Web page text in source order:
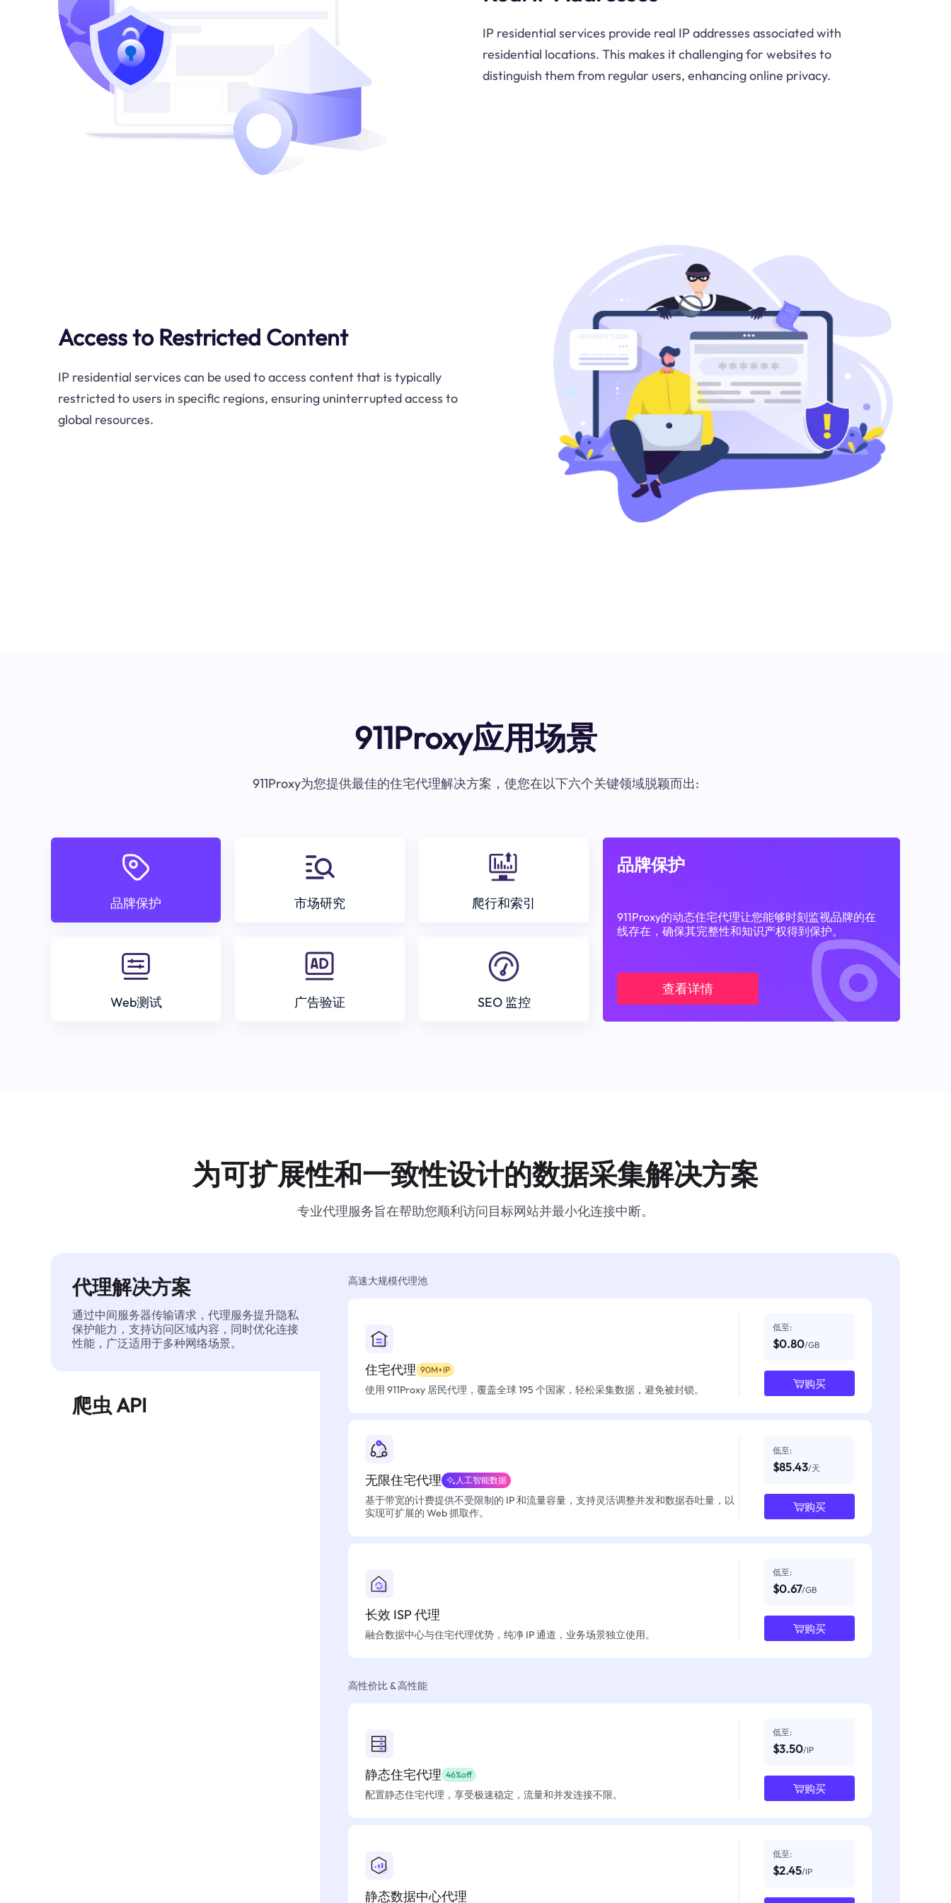
IP residential services provide real IP addresses associated with
residential locations. This makes it challenging for websites to
distinguish them from regular users, enhancing online privacy.
Access to Restricted Content
IP residential services can be used to access content that is typically
restricted to users in specific regions, ensuring uninterrupted access to
global resources.
911Proxy应用场景
911Proxy为您提供最佳的住宅代理解决方案，使您在以下六个关键领域脱颖而出:
品牌保护 市场研究 爬行和索引
Web测试 广告验证 SEO 监控
品牌保护
911Proxy的动态住宅代理让您能够时刻监视品牌的在
线存在，确保其完整性和知识产权得到保护。
查看详情
为可扩展性和一致性设计的数据采集解决方案
专业代理服务旨在帮助您顺利访问目标网站并最小化连接中断。
代理解决方案
通过中间服务器传输请求，代理服务提升隐私
保护能力，支持访问区域内容，同时优化连接
性能，广泛适用于多种网络场景。
爬虫 API
高速大规模代理池
住宅代理 90M+IP
使用 911Proxy 居民代理，覆盖全球 195 个国家，轻松采集数据，避免被封锁。
低至:
$0.80/GB
购买
无限住宅代理 人工智能数据
基于带宽的计费提供不受限制的 IP 和流量容量，支持灵活调整并发和数据吞吐量，以
实现可扩展的 Web 抓取作。
低至:
$85.43/天
购买
长效 ISP 代理
融合数据中心与住宅代理优势，纯净 IP 通道，业务场景独立使用。
低至:
$0.67/GB
购买
高性价比 & 高性能
静态住宅代理 46%off
配置静态住宅代理，享受极速稳定，流量和并发连接不限。
低至:
$3.50/IP
购买
静态数据中心代理
低至:
$2.45/IP